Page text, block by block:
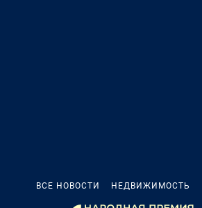
ВСЕ НОВОСТИ НЕДВИЖИМОСТЬ